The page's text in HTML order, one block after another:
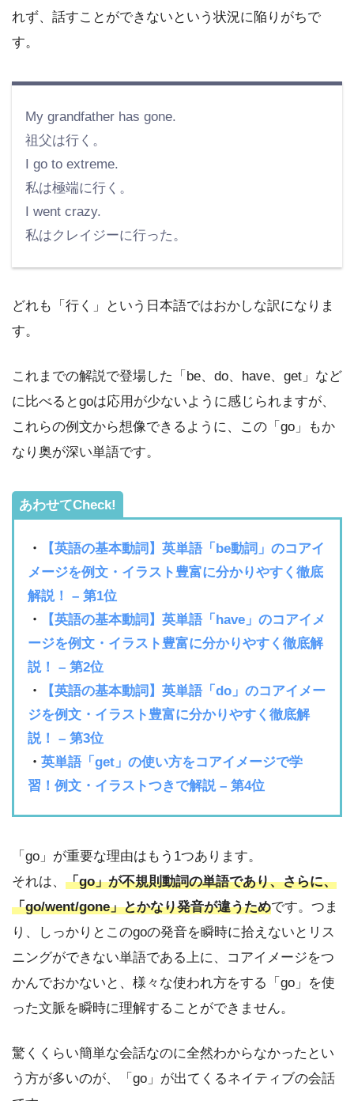
れず、話すことができないという状況に陥りがちで
す。
My grandfather has gone.
祖父は行く。
I go to extreme.
私は極端に行く。
I went crazy.
私はクレイジーに行った。
どれも「行く」という日本語ではおかしな訳になりま
す。
これまでの解説で登場した「be、do、have、get」など
に比べるとgoは応用が少ないように感じられますが、
これらの例文から想像できるように、この「go」もか
なり奥が深い単語です。
あわせてCheck!
・
【英語の基本動詞】英単語「be動詞」のコアイ
メージを例文・イラスト豊富に分かりやすく徹底
解説！ – 第1位
・
【英語の基本動詞】英単語「have」のコアイメ
ージを例文・イラスト豊富に分かりやすく徹底解
説！ – 第2位
・
【英語の基本動詞】英単語「do」のコアイメー
ジを例文・イラスト豊富に分かりやすく徹底解
説！ – 第3位
・ 英単語「get」の使い方をコアイメージで学
習！例文・イラストつきで解説 – 第4位
「go」が重要な理由はもう1つあります。
それは、 「go」が不規則動詞の単語であり、さらに、
「go/went/gone」とかなり発音が違うためです。つま
り、しっかりとこのgoの発音を瞬時に拾えないとリス
ニングができない単語である上に、コアイメージをつ
かんでおかないと、様々な使われ方をする「go」を使
った文脈を瞬時に理解することができません。
驚くくらい簡単な会話なのに全然わからなかったとい
う方が多いのが、「go」が出てくるネイティブの会話